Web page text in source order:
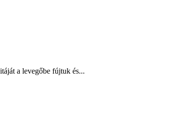
a levegőbe fújtuk és...